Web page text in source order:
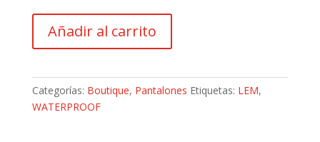
agua
cantidad
Añadir al carrito
Categorías: Boutique, Pantalones Etiquetas: LEM,
WATERPROOF